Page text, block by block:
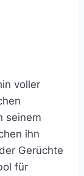
voller
seinem
ihn
Gerüchte
für